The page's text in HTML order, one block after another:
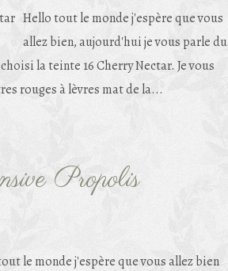
Hello tout le monde j'espère que vous
allez bien, aujourd'hui je vous parle du
la teinte 16 Cherry Nectar. Je vous
rouges à lèvres mat de la...
Propolis
le monde j'espère que vous allez bien